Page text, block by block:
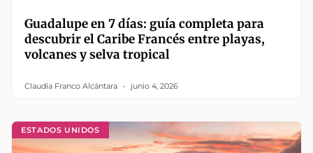
Guadalupe en 7 días: guía completa para
descubrir el Caribe Francés entre playas,
volcanes y selva tropical
Claudia Franco Alcántara junio 4, 2026
ESTADOS UNIDOS